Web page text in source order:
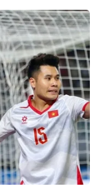
đang lan